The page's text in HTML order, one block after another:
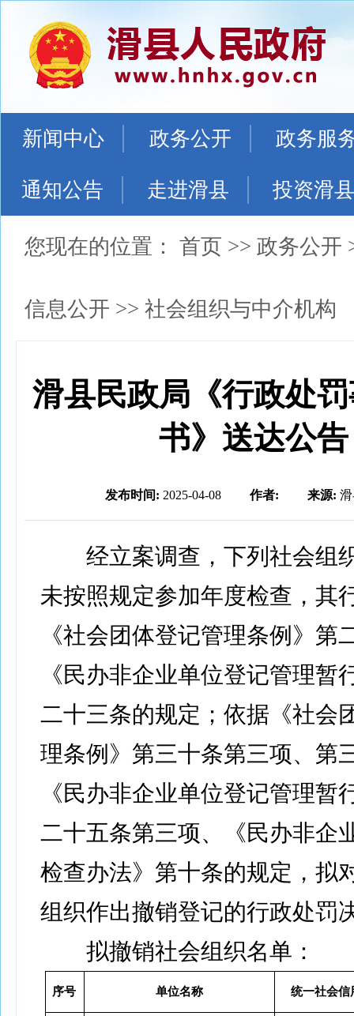
新闻中心 政务公开 政务服
通知公告 走进滑县 投资滑县
您现在的位置： 首页 >> 政务公开
信息公开 >> 社会组织与中介机构
滑县民政局《行政处
书》送达公告
发布时间: 2025-04-08 作者: 来源:
经立案调查，下列社会组
未按照规定参加年度检查，其
《社会团体登记管理条例》第
《民办非企业单位登记管理暂
二十三条的规定；依据《社会
理条例》第三十条第三项、第
《民办非企业单位登记管理暂
二十五条第三项、《民办非企
检查办法》第十条的规定，拟
组织作出撤销登记的行政处罚
拟撤销社会组织名单：
序号 单位名称 统一社会信